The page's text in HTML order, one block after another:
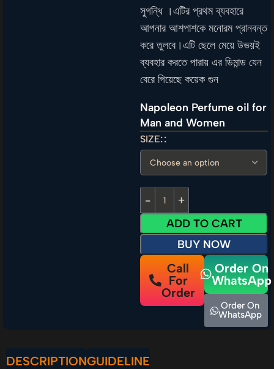
সুগন্ধি ।এটির প্রথম ব্যবহারে
আপনার আশপাশকে মনোরম প্রানবন্ত
করে তুলবে।এটি ছেলে মেয়ে উভয়ই
ব্যবহার করতে পারায় এর ডিমান্ড যেন
বেরে গিয়েছে কয়েক গুন
Napoleon Perfume oil for
Man and Women
SIZE:
ADD TO CART
BUY NOW
Call
For
Order
Order On
WhatsApp
Order On
WhatsApp
DESCRIPTIONGUIDELINE